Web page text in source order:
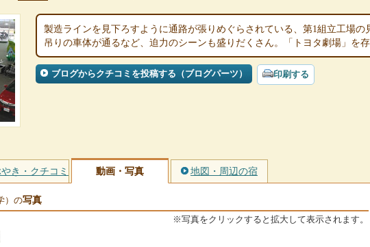
製造ラインを見下ろすように通路が張りめぐらされている、第1組立工場
吊りの車体が通るなど、迫力のシーンも盛りだくさん。「トヨタ劇場」を存
ブログからクチコミを投稿する（ブログパーツ） 印刷する
き・クチコミ 動画・写真 地図・周辺の宿
）の写真
※写真をクリックすると拡大して表示されます。